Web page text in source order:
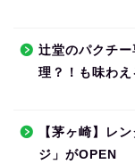
辻堂のパクチ
理？！も味わえ
【茅ヶ崎】レ
ジ」がOPEN